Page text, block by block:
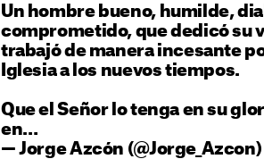
Un hombre bueno, humilde,
comprometido, que dedicó su
trabajó de manera incesante
Iglesia a los nuevos tiempos.
Que el Señor lo tenga en su
en…
— Jorge Azcón (@Jorge_Azcon)